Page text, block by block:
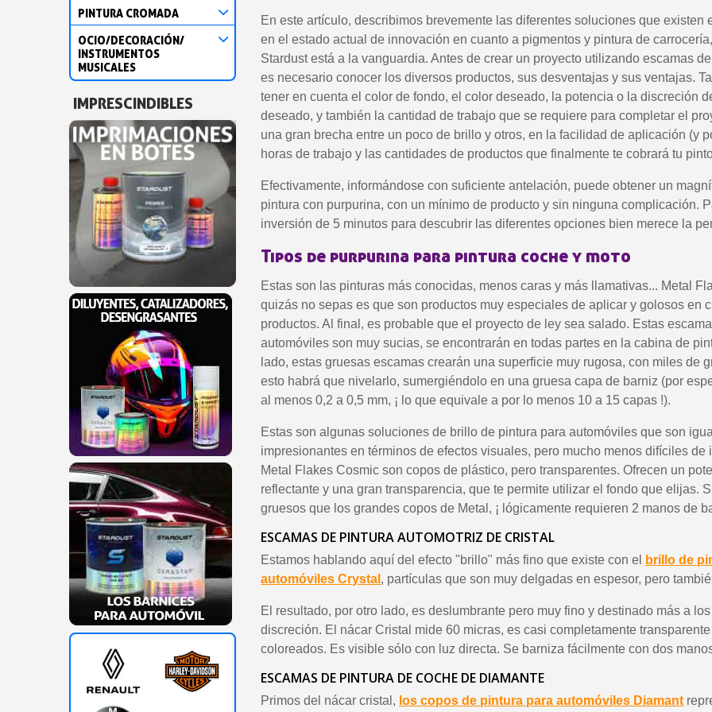
Suscríbete al
Entrega en un
Paga en 4 plazos sin
Obtenga su presupuesto
Comparte tus
Gana puntos de
Devuelve los
5 € de
Cupón de 10 €
Suscríbete al
Entrega en un
Paga en 4 plazos sin
Obtenga su presupuesto
Comparte tus
Devuelve los
5 € de
Cupón de 10 €
Suscríbete al
PINTURA CROMADA
OCIO/DECORACIÓN/
INSTRUMENTOS
MUSICALES
IMPRESCINDIBLES
En este artículo, describimos brevemente las diferentes soluciones que existen
en el estado actual de innovación en cuanto a pigmentos y pintura de
Stardust está a la vanguardia. Antes de crear un proyecto utilizando escamas
es necesario conocer los diversos productos, sus desventajas y sus ventajas.
tener en cuenta el color de fondo, el color deseado, la potencia o la discreción
deseado, y también la cantidad de trabajo que se requiere para completar el
una gran brecha entre un poco de brillo y otros, en la facilidad de aplicación (y
horas de trabajo y las cantidades de productos que finalmente te cobrará tu
Efectivamente, informándose con suficiente antelación, puede obtener un
pintura con purpurina, con un mínimo de producto y sin ninguna complicación.
inversión de 5 minutos para descubrir las diferentes opciones bien merece la
Tipos de purpurina para pintura coche y moto
Estas son las pinturas más conocidas, menos caras y más llamativas... Metal
quizás no sepas es que son productos muy especiales de aplicar y golosos en
productos. Al final, es probable que el proyecto de ley sea salado. Estas
automóviles son muy sucias, se encontrarán en todas partes en la cabina de
lado, estas gruesas escamas crearán una superficie muy rugosa, con miles de
esto habrá que nivelarlo, sumergiéndolo en una gruesa capa de barniz (por
al menos 0,2 a 0,5 mm, ¡ lo que equivale a por lo menos 10 a 15 capas !).
Estas son algunas soluciones de brillo de pintura para automóviles que son
impresionantes en términos de efectos visuales, pero mucho menos difíciles de
Metal Flakes Cosmic son copos de plástico, pero transparentes. Ofrecen un
reflectante y una gran transparencia, que te permite utilizar el fondo que elijas.
gruesos que los grandes copos de Metal, ¡ lógicamente requieren 2 manos de
ESCAMAS DE PINTURA AUTOMOTRIZ DE CRISTAL
Estamos hablando aquí del efecto "brillo" más fino que existe con el
brillo de
automóviles Crystal , partículas que son muy delgadas en espesor, pero
El resultado, por otro lado, es deslumbrante pero muy fino y destinado más a
discreción. El nácar Cristal mide 60 micras, es casi completamente
coloreados. Es visible sólo con luz directa. Se barniza fácilmente con dos
ESCAMAS DE PINTURA DE COCHE DE DIAMANTE
Primos del nácar cristal, los copos de pintura para automóviles Diamant